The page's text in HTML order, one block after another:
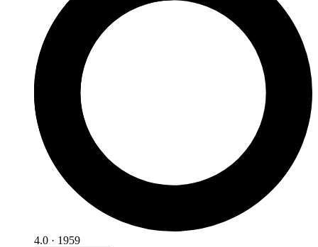
4.0 · 1959